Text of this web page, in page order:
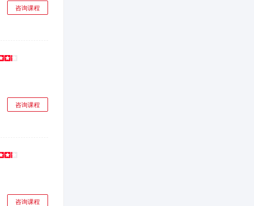
咨询课程
咨询课程
咨询课程